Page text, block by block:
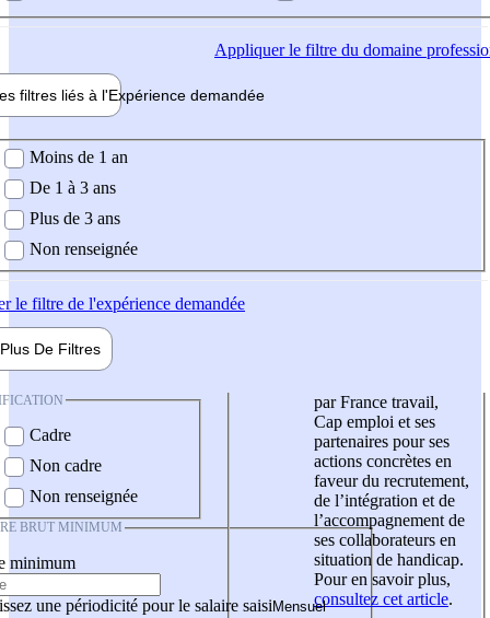
Appliquerle filtre du domaine
filtres liés à l'Expérience demandée
demandée
Moins de 1 an
De 1 à 3 ans
Plus de 3 ans
Non renseignée
le filtre de l'expérience demandée
Plus De Filtres
Cadre
Non cadre
Non renseignée
BRUT MINIMUM
minimum
une périodicité pour le salaire saisi
par France travail,
Cap emploi et ses
partenaires pour ses
actions concrètes en
faveur du recrutement,
de l’intégration et de
l’accompagnement de
ses collaborateurs en
situation de handicap.
Pour en savoir plus,
consultez cet article.